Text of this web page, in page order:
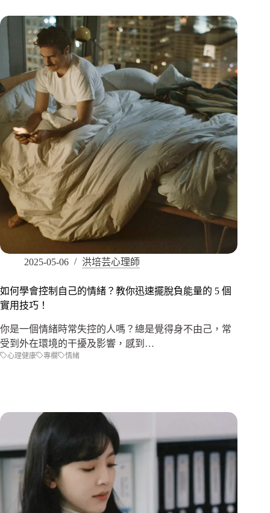
2025-05-06 洪培芸心理師
如何學會控制自己的情緒？教你迅速擺脫負能量的 5 個
實用技巧！
你是一個情緒時常失控的人嗎？總是覺得身不由己，常
受到外在環境的干擾及影響，感到…
心理健康 專欄 情緒